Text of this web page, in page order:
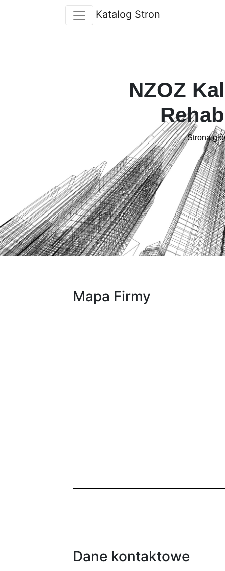
Katalog Stron
NZOZ
Strona
Mapa Firmy
Dane kontaktowe